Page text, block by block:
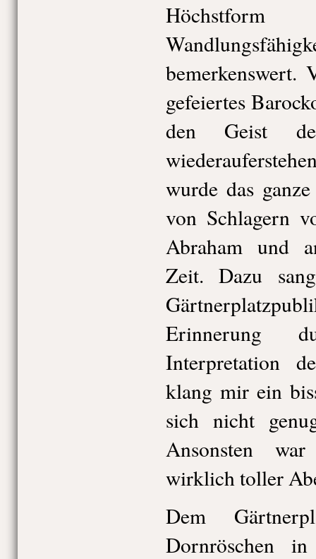
bemerkenswert.
gefeiertes
den Geist
wurde das
von Schlagern
Abraham und
Zeit. Dazu
Erinnerung
Interpretation
klang mir ein
sich nicht
Ansonsten
wirklich toller
Dem
Dornröschen